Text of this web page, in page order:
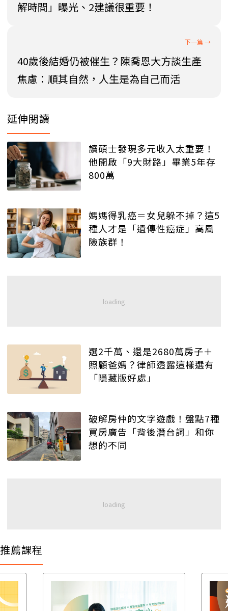
解時間」曝光、2建議很重要！
40歲後結婚仍被催生？陳喬恩大方談生產
焦慮：順其自然，人生是為自己而活
延伸閱讀
讀碩士發現多元收入太重要！
他開啟「9大財路」畢業5年存
800萬
媽媽得乳癌＝女兒躲不掉？這5
種人才是「遺傳性癌症」高風
險族群！
選2千萬、還是2680萬房子＋
照顧爸媽？律師透露這樣選有
「隱藏版好處」
破解房仲的文字遊戲！盤點7種
買房廣告「背後潛台詞」和你
想的不同
推薦課程